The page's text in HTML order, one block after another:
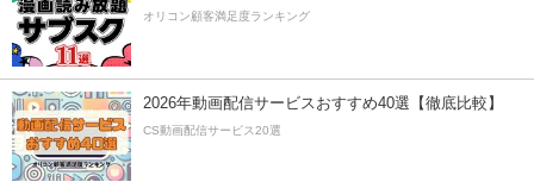
オリコン顧客満足度ランキング
2026年動画配信サービスおすすめ40選【徹底比較】
CS動画配信サービス20選